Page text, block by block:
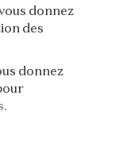
donnez
des
donnez